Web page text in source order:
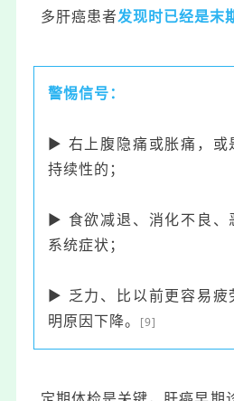
多肝癌患者发现时已经是末
警惕信号：
▶ 右上腹隐痛或胀痛，或
持续性的；
▶ 食欲减退、消化不良、
系统症状；
▶ 乏力、比以前更容易疲
明原因下降。
[9]